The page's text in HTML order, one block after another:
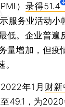
） 录得51.4
服务业活动小
低。企业普遍
量增加，但疫
年1月 财
49.1，为2020